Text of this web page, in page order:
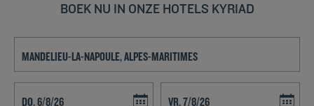
BOEK NU IN ONZE HOTELS KYRIAD